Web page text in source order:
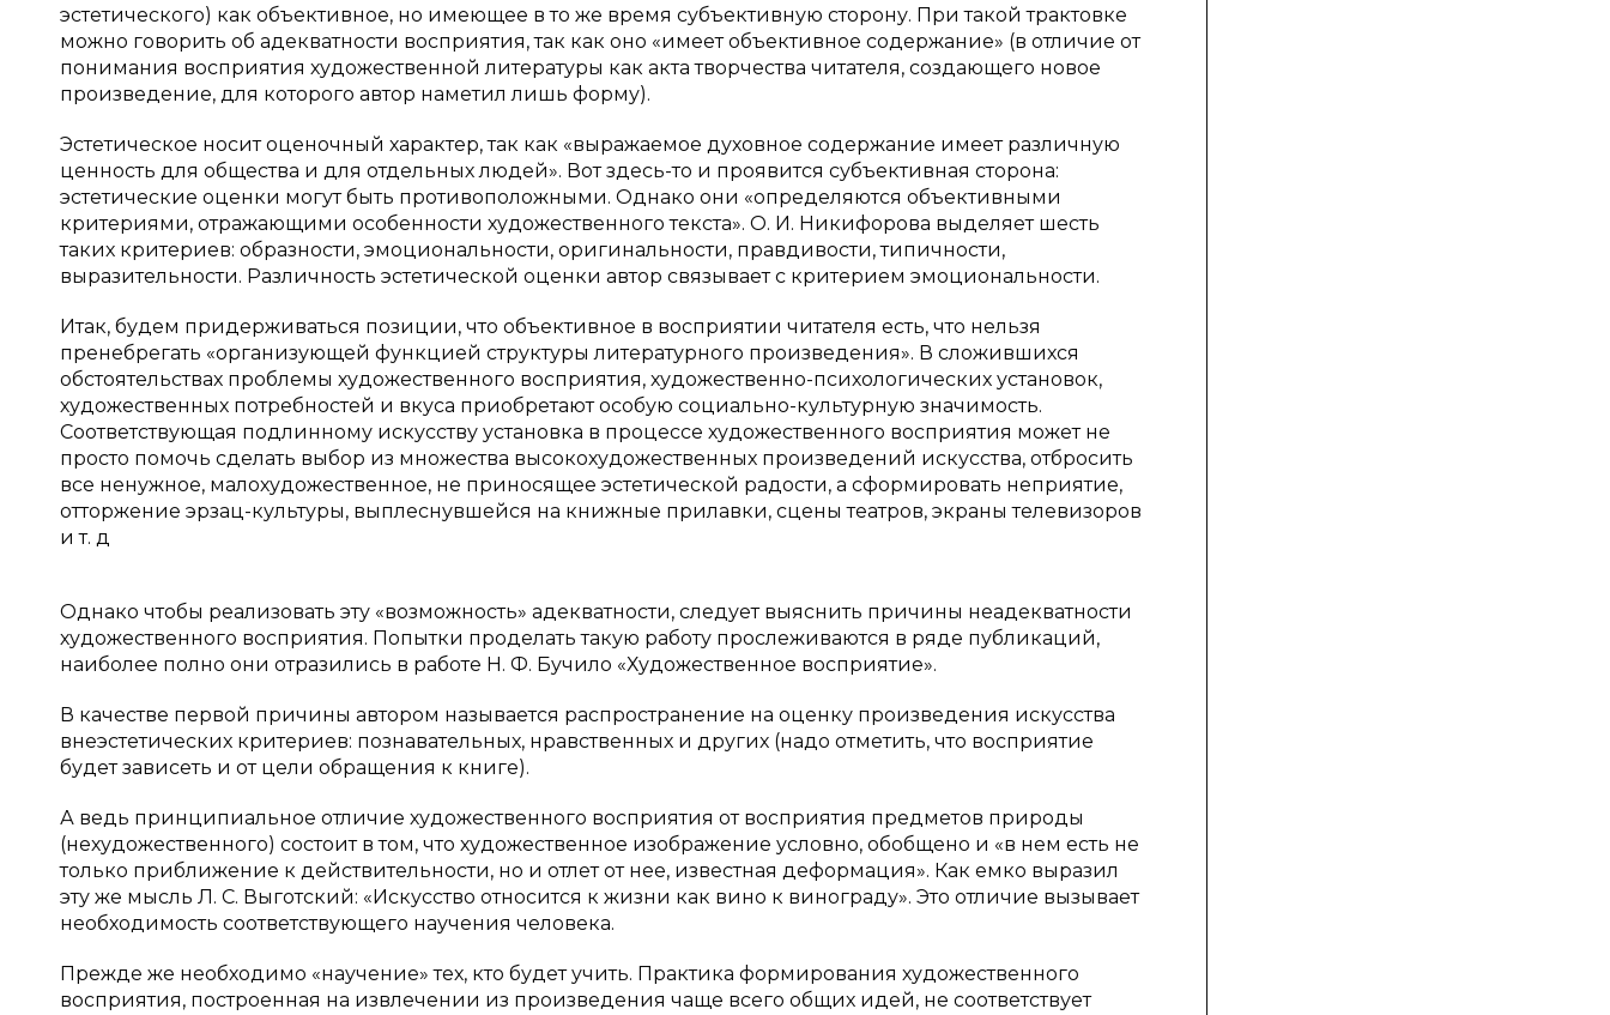
эстетического) как объективное, но имеющее в то же время субъективную сторону. При такой трактовке
можно говорить об адекватности восприятия, так как оно «имеет объективное содержание» (в отличие от
понимания восприятия художественной литературы как акта творчества читателя, создающего новое
произведение, для которого автор наметил лишь форму).
Эстетическое носит оценочный характер, так как «выражаемое духовное содержание имеет различную
ценность для общества и для отдельных людей». Вот здесь-то и проявится субъективная сторона:
эстетические оценки могут быть противоположными. Однако они «определяются объективными
критериями, отражающими особенности художественного текста». О. И. Никифорова выделяет шесть
таких критериев: образности, эмоциональности, оригинальности, правдивости, типичности,
выразительности. Различность эстетической оценки автор связывает с критерием эмоциональности.
Итак, будем придерживаться позиции, что объективное в восприятии читателя есть, что нельзя
пренебрегать «организующей функцией структуры литературного произведения». В сложившихся
обстоятельствах проблемы художественного восприятия, художественно-психологических установок,
художественных потребностей и вкуса приобретают особую социально-культурную значимость.
Соответствующая подлинному искусству установка в процессе художественного восприятия может не
просто помочь сделать выбор из множества высокохудожественных произведений искусства, отбросить
все ненужное, малохудожественное, не приносящее эстетической радости, а сформировать неприятие,
отторжение эрзац-культуры, выплеснувшейся на книжные прилавки, сцены театров, экраны телевизоров
и т. д
Однако чтобы реализовать эту «возможность» адекватности, следует выяснить причины неадекватности
художественного восприятия. Попытки проделать такую работу прослеживаются в ряде публикаций,
наиболее полно они отразились в работе Н. Ф. Бучило «Художественное восприятие».
В качестве первой причины автором называется распространение на оценку произведения искусства
внеэстетических критериев: познавательных, нравственных и других (надо отметить, что восприятие
будет зависеть и от цели обращения к книге).
А ведь принципиальное отличие художественного восприятия от восприятия предметов природы
(нехудожественного) состоит в том, что художественное изображение условно, обобщено и «в нем есть не
только приближение к действительности, но и отлет от нее, известная деформация». Как емко выразил
эту же мысль Л. С. Выготский: «Искусство относится к жизни как вино к винограду». Это отличие вызывает
необходимость соответствующего научения человека.
Прежде же необходимо «научение» тех, кто будет учить. Практика формирования художественного
восприятия, построенная на извлечении из произведения чаще всего общих идей, не соответствует